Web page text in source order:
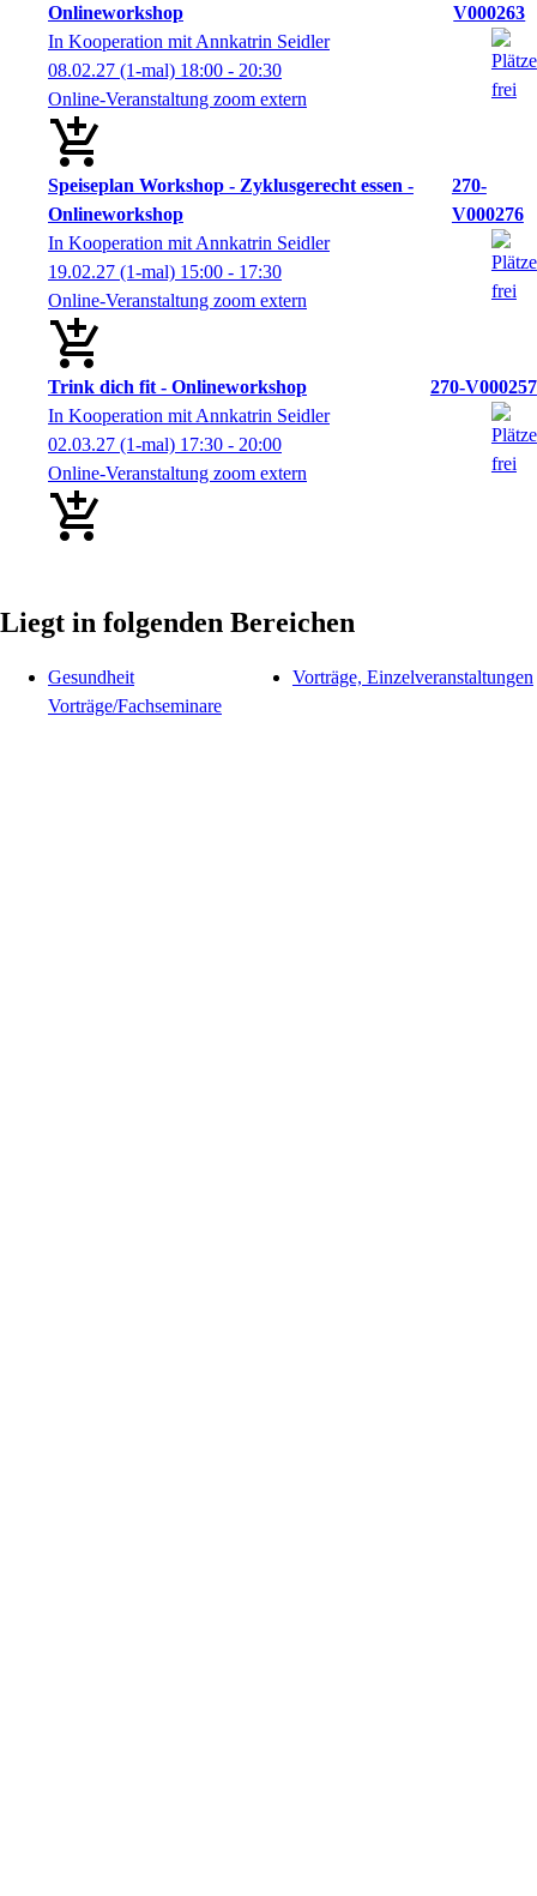
Onlineworkshop
V000263
In Kooperation mit Annkatrin Seidler
08.02.27 (1-mal) 18:00 - 20:30
Online-Veranstaltung zoom extern
Speiseplan Workshop - Zyklusgerecht essen -
Onlineworkshop
270-
V000276
In Kooperation mit Annkatrin Seidler
19.02.27 (1-mal) 15:00 - 17:30
Online-Veranstaltung zoom extern
Trink dich fit - Onlineworkshop
270-V000257
In Kooperation mit Annkatrin Seidler
02.03.27 (1-mal) 17:30 - 20:00
Online-Veranstaltung zoom extern
Liegt in folgenden Bereichen
Gesundheit
Vorträge/Fachseminare
Vorträge, Einzelveranstaltungen